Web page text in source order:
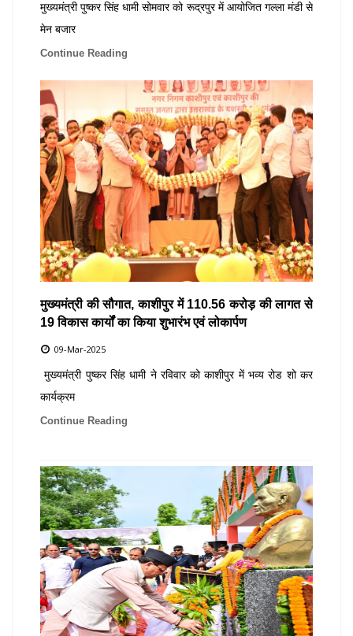
मुख्यमंत्री पुष्कर सिंह धामी सोमवार को रूद्रपुर में आयोजित गल्ला मंडी से
मेन बजार
Continue Reading
मुख्यमंत्री की सौगात, काशीपुर में 110.56 करोड़ की लागत से
19 विकास कार्यों का किया शुभारंभ एवं लोकार्पण
09-Mar-2025
मुख्यमंत्री पुष्कर सिंह धामी ने रविवार को काशीपुर में भव्य रोड शो कर
कार्यक्रम
Continue Reading